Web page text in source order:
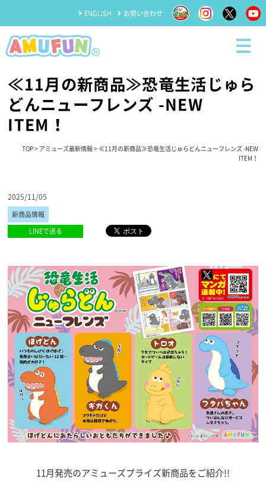
ENGLISH お問い合わせ
≪11月の新商品≫恐竜生活じゅら
どんニューフレンズ -NEW
ITEM！
TOP> アミューズ最新情報> ≪11月の新商品≫恐竜生活じゅらどんニューフレンズ -NEW
ITEM！
2025/11/05
新商品情報
LINEで送る
11月発売のアミューズプライズ新商品をご紹介!!